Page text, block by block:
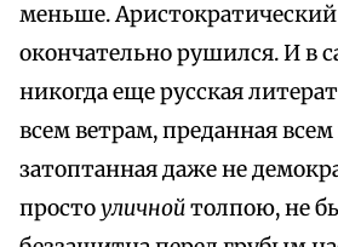
меньше.
окончательно рушился. И в
никогда еще русская
всем ветрам, преданная
затоптанная даже не
простоуличнойтолпою, не